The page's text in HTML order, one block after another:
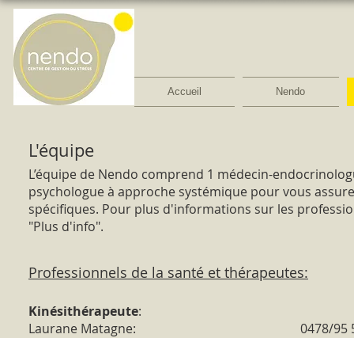
Accueil Nendo
L'équipe
L’équipe de Nendo comprend 1 médecin-
psychologue à approche systémique pour vous
spécifiques. Pour plus d'informations sur les
"Plus d'info".
Professionnels de la santé et thérapeutes:
Kinésithérapeute:
Laurane Matagne: 0478/95